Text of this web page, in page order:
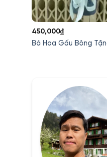
Bó Hoa Gấu Bông
450,000₫